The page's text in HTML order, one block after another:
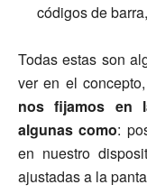
códigos de
Todas estas son
ver en el
nos fijamos en
algunas como:
en nuestro
ajustadas a la